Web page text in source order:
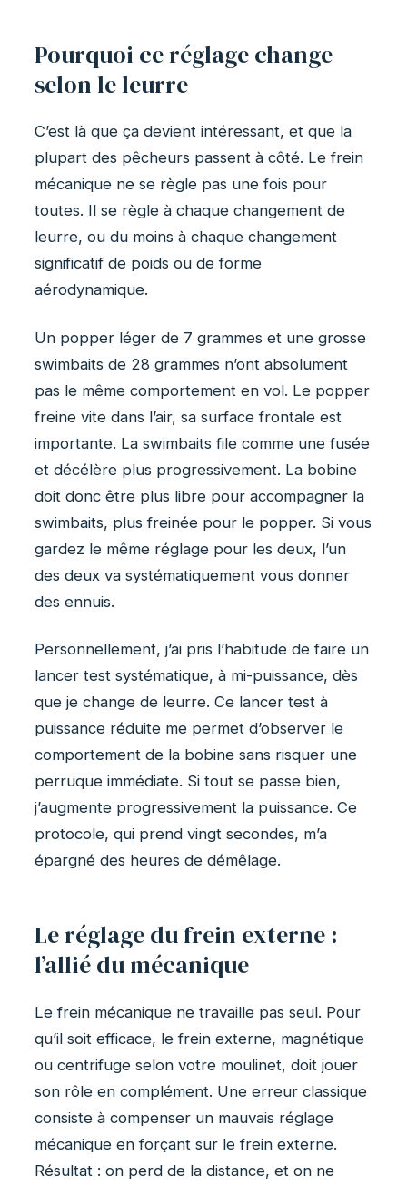
Pourquoi ce réglage change
selon le leurre
C’est là que ça devient intéressant, et que la
plupart des pêcheurs passent à côté. Le frein
mécanique ne se règle pas une fois pour
toutes. Il se règle à chaque changement de
leurre, ou du moins à chaque changement
significatif de poids ou de forme
aérodynamique.
Un popper léger de 7 grammes et une grosse
swimbaits de 28 grammes n’ont absolument
pas le même comportement en vol. Le popper
freine vite dans l’air, sa surface frontale est
importante. La swimbaits file comme une fusée
et décélère plus progressivement. La bobine
doit donc être plus libre pour accompagner la
swimbaits, plus freinée pour le popper. Si vous
gardez le même réglage pour les deux, l’un
des deux va systématiquement vous donner
des ennuis.
Personnellement, j’ai pris l’habitude de faire un
lancer test systématique, à mi-puissance, dès
que je change de leurre. Ce lancer test à
puissance réduite me permet d’observer le
comportement de la bobine sans risquer une
perruque immédiate. Si tout se passe bien,
j’augmente progressivement la puissance. Ce
protocole, qui prend vingt secondes, m’a
épargné des heures de démêlage.
Le réglage du frein externe :
l’allié du mécanique
Le frein mécanique ne travaille pas seul. Pour
qu’il soit efficace, le frein externe, magnétique
ou centrifuge selon votre moulinet, doit jouer
son rôle en complément. Une erreur classique
consiste à compenser un mauvais réglage
mécanique en forçant sur le frein externe.
Résultat : on perd de la distance, et on ne